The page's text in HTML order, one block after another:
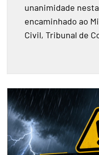
unanimidade
encaminhado ao
Civil, Tribunal de